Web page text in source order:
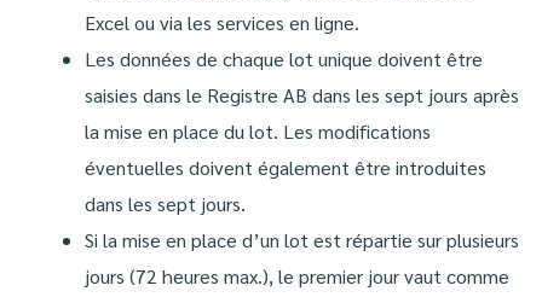
Excel ou via les services en ligne.
Les données de chaque lot unique doivent être
saisies dans le Registre AB dans les sept jours après
la mise en place du lot. Les modifications
éventuelles doivent également être introduites
dans les sept jours.
Si la mise en place d’un lot est répartie sur plusieurs
jours (72 heures max.), le premier jour vaut comme